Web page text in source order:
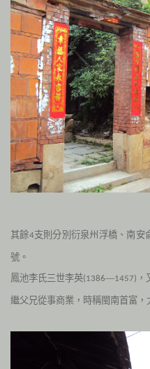
其餘4支則分別衍泉州浮橋、南安
號。
鳳池李氏三世李英(1386—1457)
繼父兄從事商業，時稱閩南首富，